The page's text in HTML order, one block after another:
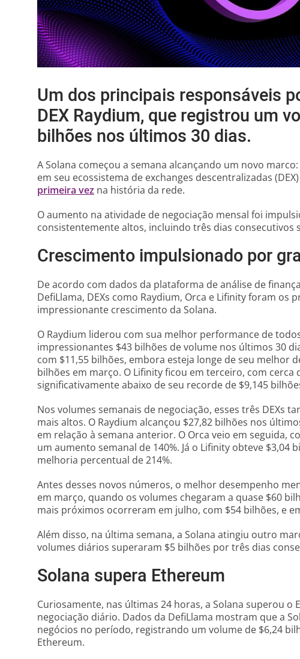
Um dos principais responsáveis
DEX Raydium, que registrou um
bilhões nos últimos 30 dias.
A Solana começou a semana alcançando um novo
em seu ecossistema de exchanges descentralizadas (DEX)
primeira vez na história da rede.
O aumento na atividade de negociação mensal foi
consistentemente altos, incluindo três dias consecutivos
Crescimento impulsionado por
De acordo com dados da plataforma de análise de
DefiLlama, DEXs como Raydium, Orca e Lifinity foram os
impressionante crescimento da Solana.
O Raydium liderou com sua melhor performance de
impressionantes $43 bilhões de volume nos últimos 30
com $11,55 bilhões, embora esteja longe de seu melhor
bilhões em março. O Lifinity ficou em terceiro, com cerca
significativamente abaixo de seu recorde de $9,145
Nos volumes semanais de negociação, esses três DEXs
mais altos. O Raydium alcançou $27,82 bilhões nos
em relação à semana anterior. O Orca veio em seguida,
um aumento semanal de 140%. Já o Lifinity obteve $3,04
melhoria percentual de 214%.
Antes desses novos números, o melhor desempenho
em março, quando os volumes chegaram a quase $60
mais próximos ocorreram em julho, com $54 bilhões, e
Além disso, na última semana, a Solana atingiu outro
volumes diários superaram $5 bilhões por três dias
Solana supera Ethereum
Curiosamente, nas últimas 24 horas, a Solana superou o
negociação diário. Dados da DefiLlama mostram que a
negócios no período, registrando um volume de $6,24
Ethereum.